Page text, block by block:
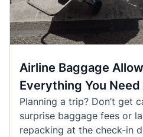
Airline Baggage
Everything You
Before You Fly
Planning a trip? Don’t get
surprise baggage fees or
repacking at the check-in